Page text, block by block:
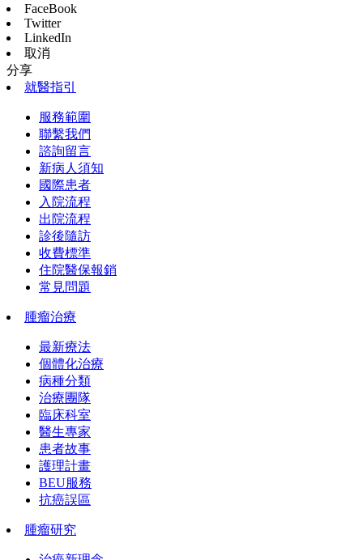
FaceBook
Twitter
LinkedIn
取消
分享
就醫指引
服務範圍
聯繫我們
諮詢留言
新病人須知
國際患者
入院流程
出院流程
診後隨訪
收費標準
住院醫保報銷
常見問題
腫瘤治療
最新療法
個體化治療
病種分類
治療團隊
臨床科室
醫生專家
患者故事
護理計畫
BEU服務
抗癌誤區
腫瘤研究